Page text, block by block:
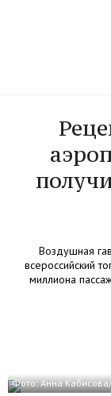
Воздушная
всероссийский
миллиона
Фото: Анна